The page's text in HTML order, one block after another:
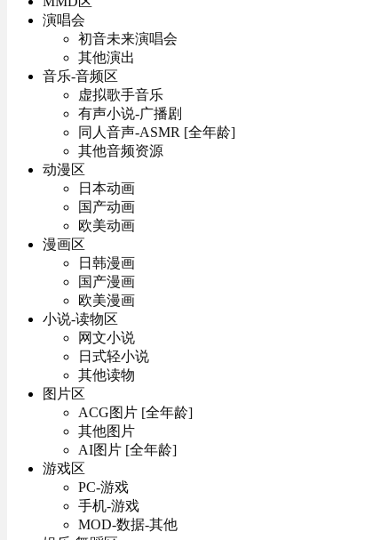
演唱会
初音未来演唱会
其他演出
音乐-音频区
虚拟歌手音乐
有声小说-广播剧
同人音声-ASMR [全年龄]
其他音频资源
动漫区
日本动画
国产动画
欧美动画
漫画区
日韩漫画
国产漫画
欧美漫画
小说-读物区
网文小说
日式轻小说
其他读物
图片区
ACG图片 [全年龄]
其他图片
AI图片 [全年龄]
游戏区
PC-游戏
手机-游戏
MOD-数据-其他